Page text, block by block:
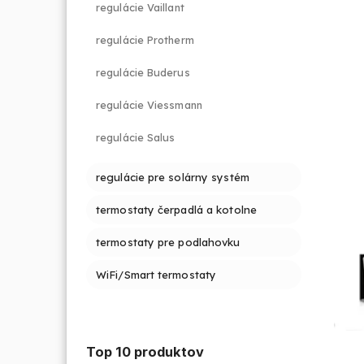
regulácie Vaillant
regulácie Protherm
regulácie Buderus
regulácie Viessmann
regulácie Salus
regulácie pre solárny systém
termostaty čerpadlá a kotolne
termostaty pre podlahovku
WiFi/Smart termostaty
Top 10 produktov